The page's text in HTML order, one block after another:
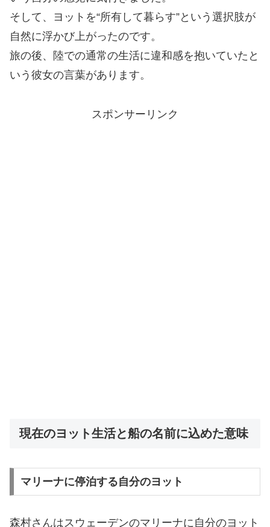
そして、ヨットを“所有して暮らす”という選択肢が
自然に浮かび上がったのです。
旅の後、陸での通常の生活に違和感を抱いていたと
いう彼女の言葉があります。
スポンサーリンク
現在のヨット生活と船の名前に込めた意味
マリーナに停泊する自分のヨット
森村さんはスウェーデンのマリーナに自分のヨット